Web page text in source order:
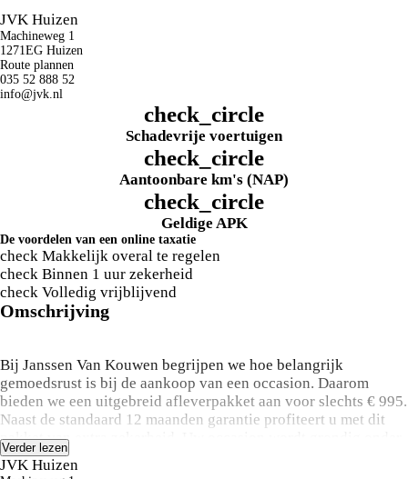
JVK Huizen
Machineweg 1
1271EG Huizen
Route plannen
035 52 888 52
info@jvk.nl
check_circle
Schadevrije voertuigen
check_circle
Aantoonbare km's (NAP)
check_circle
Geldige APK
De voordelen van een online taxatie
check Makkelijk overal te regelen
check Binnen 1 uur zekerheid
check Volledig vrijblijvend
Omschrijving
Bij Janssen Van Kouwen begrijpen we hoe belangrijk
gemoedsrust is bij de aankoop van een occasion. Daarom
bieden we een uitgebreid afleverpakket aan voor slechts € 995.
Naast de standaard 12 maanden garantie profiteert u met dit
pakket van extra zekerheid. Uw occasion wordt grondig onder
handen genomen met een uitgebreide onderhoudsbeurt, 12
maanden overdraagbare garantie, pechhulp in heel Europa,
Verder lezen
JVK Huizen